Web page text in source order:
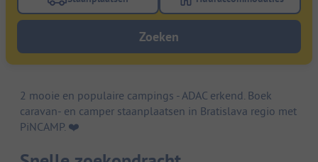
Gebruik de filterknop staanplaatsen om te zoeken
Gebruik de
Zoeken
2 mooie en populaire campings - ADAC erkend. Boek
caravan- en camper staanplaatsen in Bratislava regio met
PiNCAMP. ❤️️